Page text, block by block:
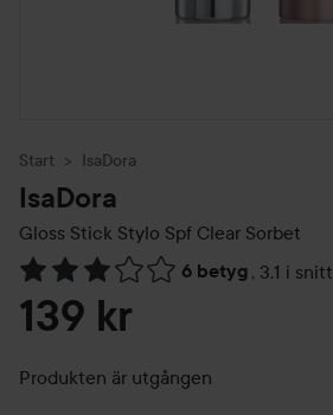
Start IsaDora
IsaDora
Gloss Stick Stylo Spf Clear Sorbet
6 betyg , 3.1 i snitt
Hoppa till Betyg & kommentarer
139 kr
Produkten är utgången